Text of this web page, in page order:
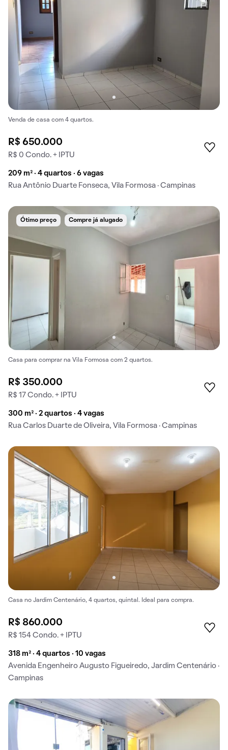
Venda de casa com 4 quartos.
R$ 650.000
R$ 0 Condo. + IPTU
209 m² · 4 quartos · 6 vagas
Rua Antônio Duarte Fonseca, Vila Formosa · Campinas
Ótimo preço Compre já alugado
Casa para comprar na Vila Formosa com 2 quartos.
R$ 350.000
R$ 17 Condo. + IPTU
300 m² · 2 quartos · 4 vagas
Rua Carlos Duarte de Oliveira, Vila Formosa · Campinas
Casa no Jardim Centenário, 4 quartos, quintal. Ideal para compra.
R$ 860.000
R$ 154 Condo. + IPTU
318 m² · 4 quartos · 10 vagas
Avenida Engenheiro Augusto Figueiredo, Jardim Centenário ·
Campinas